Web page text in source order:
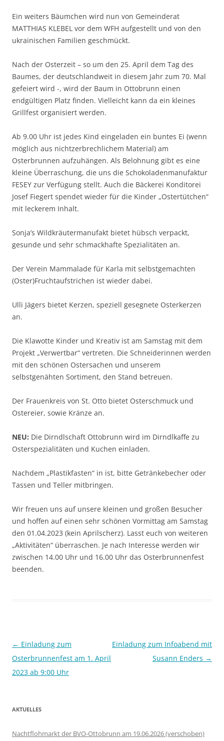
Ein weiters Bäumchen wird nun von Gemeinderat
MATTHIAS KLEBEL vor dem WFH aufgestellt und von den
ukrainischen Familien geschmückt.
Nach der Osterzeit – so um den 25. April dem Tag des
Baumes, der deutschlandweit in diesem Jahr zum 70. Mal
gefeiert wird -, wird der Baum in Ottobrunn einen
endgültigen Platz finden. Vielleicht kann da ein kleines
Grillfest organisiert werden.
Ab 9.00 Uhr ist jedes Kind eingeladen ein buntes Ei (wenn
möglich aus nichtzerbrechlichem Material) am
Osterbrunnen aufzuhängen. Als Belohnung gibt es eine
kleine Überraschung, die uns die Schokoladenmanufaktur
FESEY zur Verfügung stellt. Auch die Bäckerei Konditorei
Josef Fiegert spendet wieder für die Kinder „Ostertütchen“
mit leckerem Inhalt.
Sonja’s Wildkräutermanufakt bietet hübsch verpackt,
gesunde und sehr schmackhafte Spezialitäten an.
Der Verein Mammalade für Karla mit selbstgemachten
(Oster)Fruchtaufstrichen ist wieder dabei.
Ulli Jägers bietet Kerzen, speziell gesegnete Osterkerzen
an.
Die Klawotte Kinder und Kreativ ist am Samstag mit dem
Projekt „Verwertbar“ vertreten. Die Schneiderinnen werden
mit den schönen Ostersachen und unserem
selbstgenähten Sortiment, den Stand betreuen.
Der Frauenkreis von St. Otto bietet Osterschmuck und
Ostereier, sowie Kränze an.
NEU: Die Dirndlschaft Ottobrunn wird im Dirndlkaffe zu
Osterspezialitäten und Kuchen einladen.
Nachdem „Plastikfasten“ in ist, bitte Getränkebecher oder
Tassen und Teller mitbringen.
Wir freuen uns auf unsere kleinen und großen Besucher
und hoffen auf einen sehr schönen Vormittag am Samstag
den 01.04.2023 (kein Aprilscherz). Lasst euch von weiteren
„Aktivitäten“ überraschen. Je nach Interesse werden wir
zwischen 14.00 Uhr und 16.00 Uhr das Osterbrunnenfest
beenden.
Beitragsnavigation
← Einladung zum
Osterbrunnenfest am 1. April
2023 ab 9:00 Uhr
Einladung zum Infoabend mit
Susann Enders →
AKTUELLES
Nachtflohmarkt der BVO-Ottobrunn am 19.06.2026 (verschoben)